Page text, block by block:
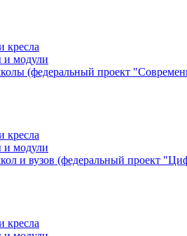
кресла
модули
(федеральный проект
кресла
модули
и вузов (федеральный проект
кресла